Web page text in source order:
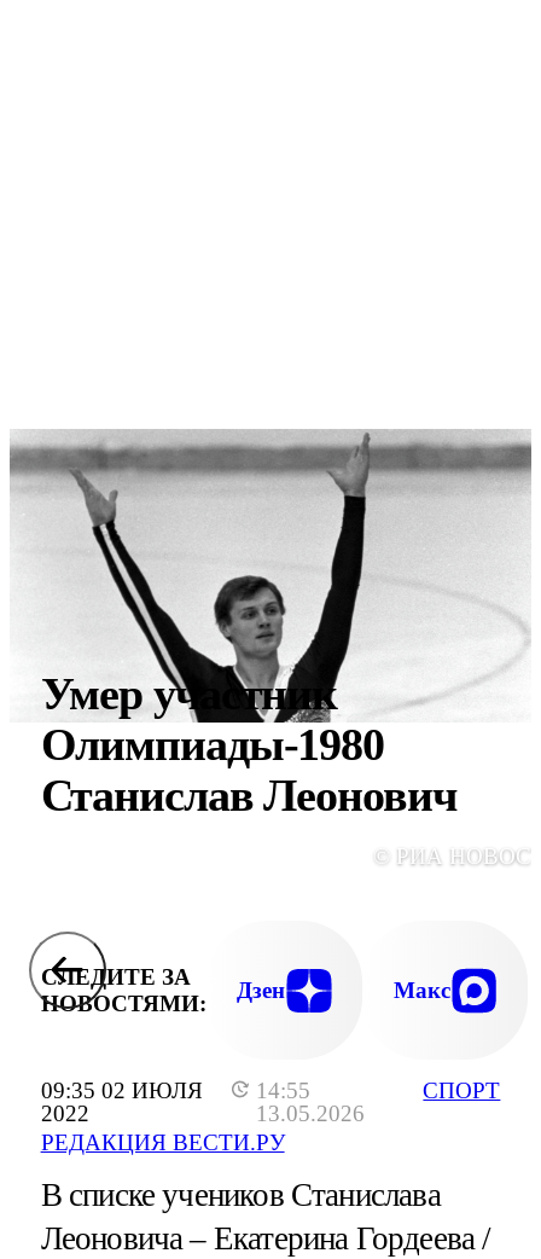
09:35 02 ИЮЛЯ
2022
14:55
13.05.2026
РЕДАКЦИЯ ВЕСТИ.РУ
СПОРТ
Умер участник
Олимпиады-1980
Станислав Леонович
© РИА
СЛЕДИТЕ ЗА
НОВОСТЯМИ:
Дзен Макс
В списке учеников Станислава
Леоновича – Екатерина Гордеева /